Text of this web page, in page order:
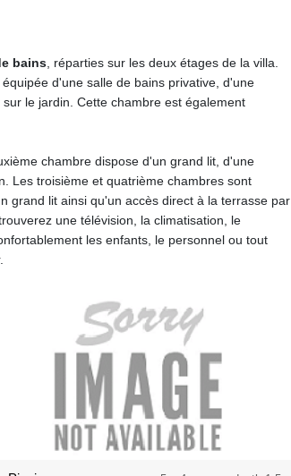
bains, réparties sur les deux étages de la villa.
d'une salle de bains privative, d'une
le jardin. Cette chambre est également
chambre dispose d'un grand lit, d'une
Les troisième et quatrième chambres sont
grand lit ainsi qu'un accès direct à la terrasse par
une télévision, la climatisation, le
les enfants, le personnel ou tout